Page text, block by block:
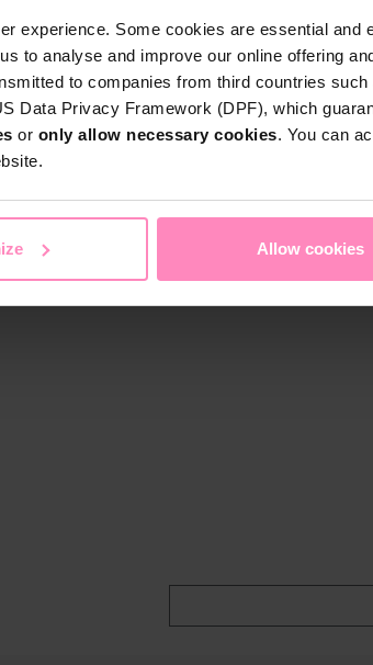
experience. Some cookies are essential and
to analyse and improve our online offering
to companies from third countries such
Data Privacy Framework (DPF), which
or only allow necessary cookies. You can
Allow cookies